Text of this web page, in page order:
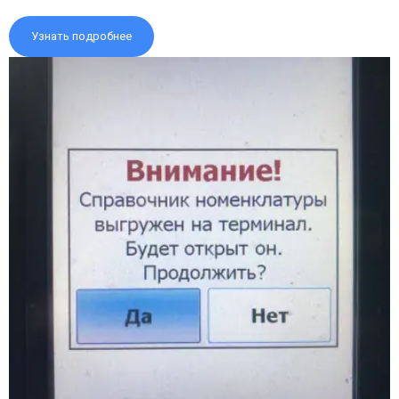
Узнать подробнее